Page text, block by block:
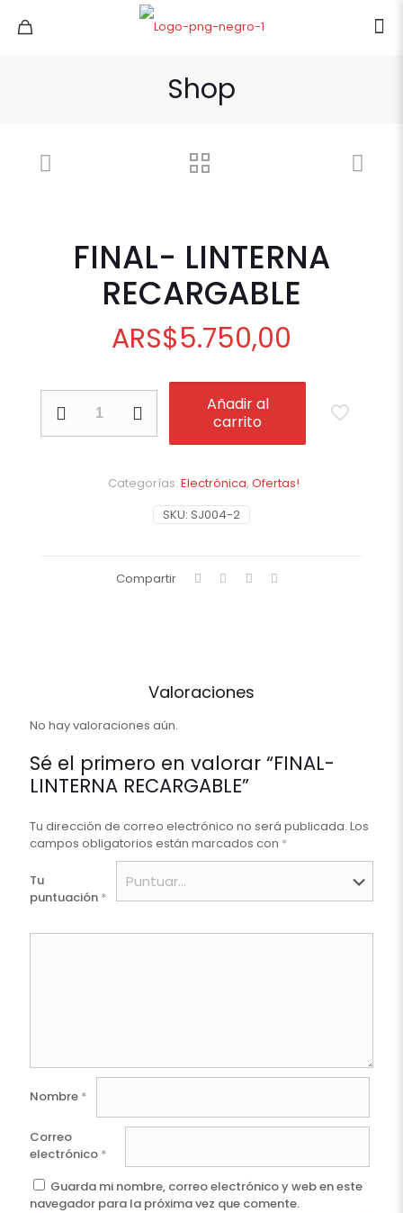
Shop
FINAL- LINTERNA
RECARGABLE
ARS$5.750,00
LINTERNA
RECARGABLE
Añadir al
carrito
SKU: SJ004-2
Categorías: Electrónica, Ofertas!
Compartir
Valoraciones
No hay valoraciones aún.
Sé el primero en valorar “FINAL-
LINTERNA RECARGABLE”
Tu dirección de correo electrónico no será publicada. Los
campos obligatorios están marcados con *
Tu
puntuación *
Nombre *
Correo
electrónico *
Guarda mi nombre, correo electrónico y web en este
navegador para la próxima vez que comente.